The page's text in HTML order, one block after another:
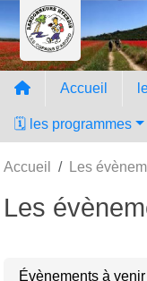
Accueil
🗓️ les programmes
Accueil Les
Les
Évènements à venir
Panneau de gestion